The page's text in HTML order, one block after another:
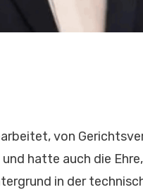
von
hatte auch die
in der